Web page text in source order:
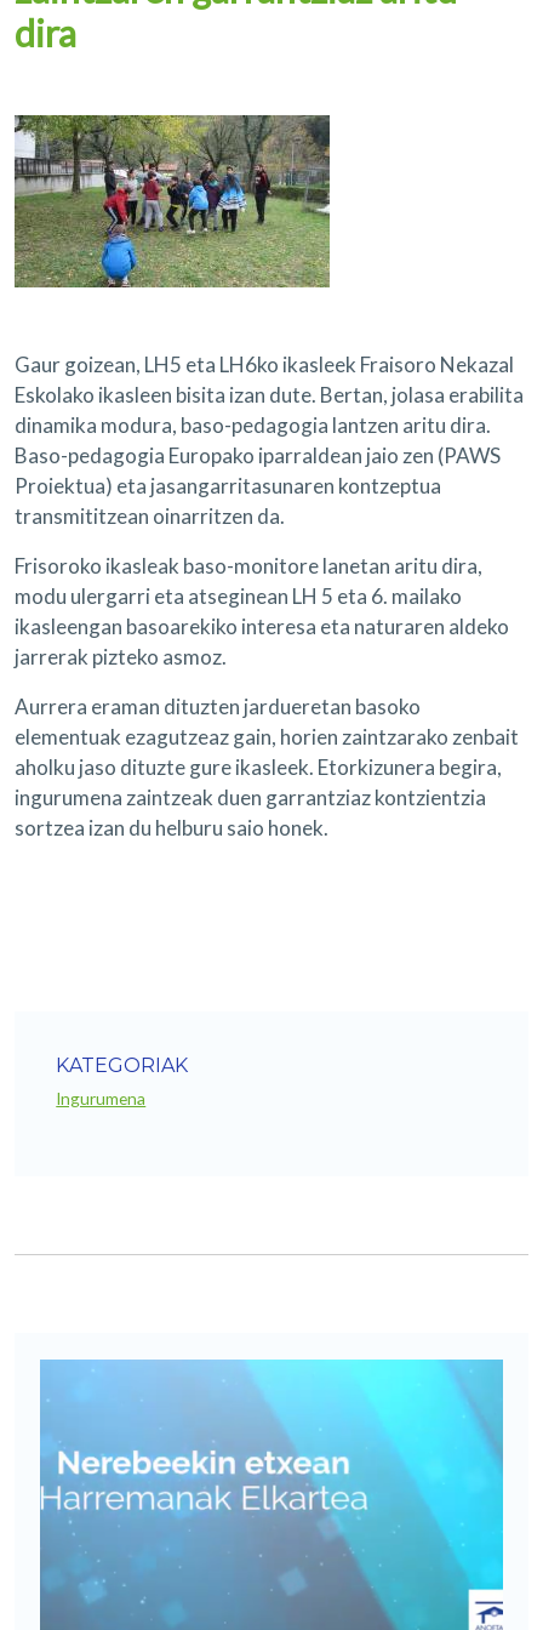
dira
Gaur goizean, LH5 eta LH6ko ikasleek Fraisoro Nekazal
Eskolako ikasleen bisita izan dute. Bertan, jolasa erabilita
dinamika modura, baso-pedagogia lantzen aritu dira.
Baso-pedagogia Europako iparraldean jaio zen (PAWS
Proiektua) eta jasangarritasunaren kontzeptua
transmititzean oinarritzen da.
Frisoroko ikasleak baso-monitore lanetan aritu dira,
modu ulergarri eta atseginean LH 5 eta 6. mailako
ikasleengan basoarekiko interesa eta naturaren aldeko
jarrerak pizteko asmoz.
Aurrera eraman dituzten jardueretan basoko
elementuak ezagutzeaz gain, horien zaintzarako zenbait
aholku jaso dituzte gure ikasleek. Etorkizunera begira,
ingurumena zaintzeak duen garrantziaz kontzientzia
sortzea izan du helburu saio honek.
KATEGORIAK
Ingurumena